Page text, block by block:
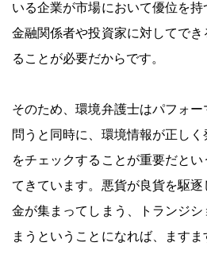
いる企業が市場において優位を持
金融関係者や投資家に対してでき
ることが必要だからです。
そのため、環境弁護士はパフォ
問うと同時に、環境情報が正し
をチェックすることが重要だと
てきています。悪貨が良貨を駆
金が集まってしまう、トランジ
まうということになれば、ます